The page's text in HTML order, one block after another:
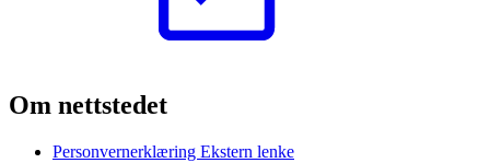
Om nettstedet
Personvernerklæring Ekstern lenke